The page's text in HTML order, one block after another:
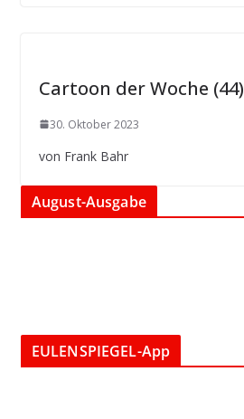
Cartoon der Woche (44)
30. Oktober 2023
von Frank Bahr
August-Ausgabe
EULENSPIEGEL-App